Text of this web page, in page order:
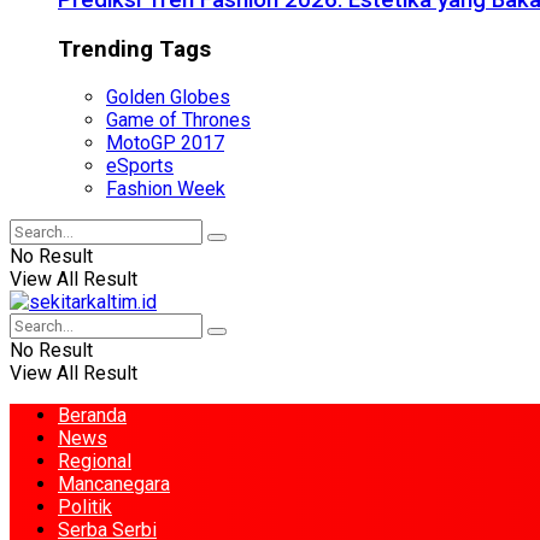
Trending Tags
Golden Globes
Game of Thrones
MotoGP 2017
eSports
Fashion Week
No Result
View All Result
No Result
View All Result
Beranda
News
Regional
Mancanegara
Politik
Serba Serbi